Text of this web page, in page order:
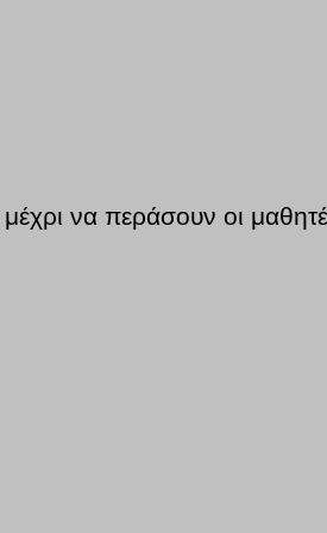
να περάσουν οι